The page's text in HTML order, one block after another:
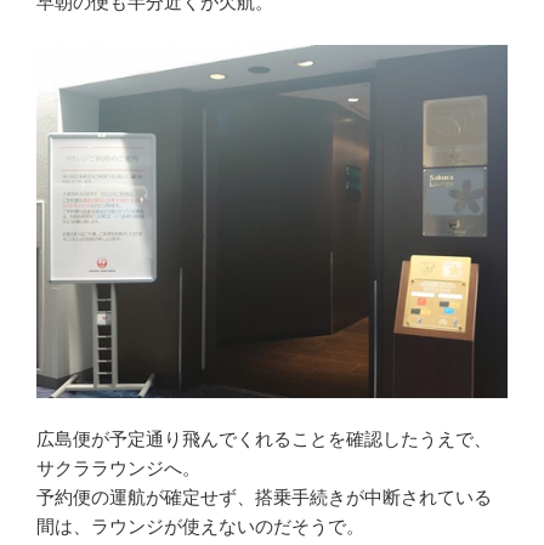
広島便が予定通り飛んでくれることを確認したうえで、
サクララウンジへ。
予約便の運航が確定せず、搭乗手続きが中断されている
間は、ラウンジが使えないのだそうで。